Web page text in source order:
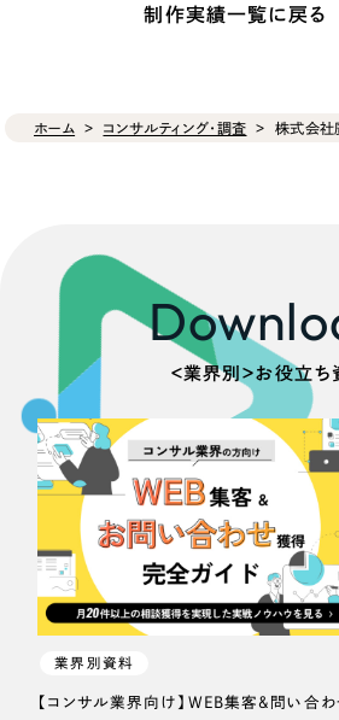
制作実績一覧に戻る
ホーム コンサルティング・調査 株式会社
＜業界別＞お役立ち
業界別資料
【コンサル業界向け】WEB集客＆問い合わ